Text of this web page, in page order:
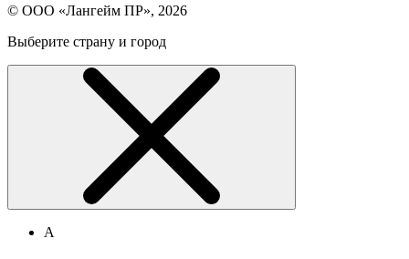
© ООО «Лангейм ПР», 2026
Выберите страну и город
А